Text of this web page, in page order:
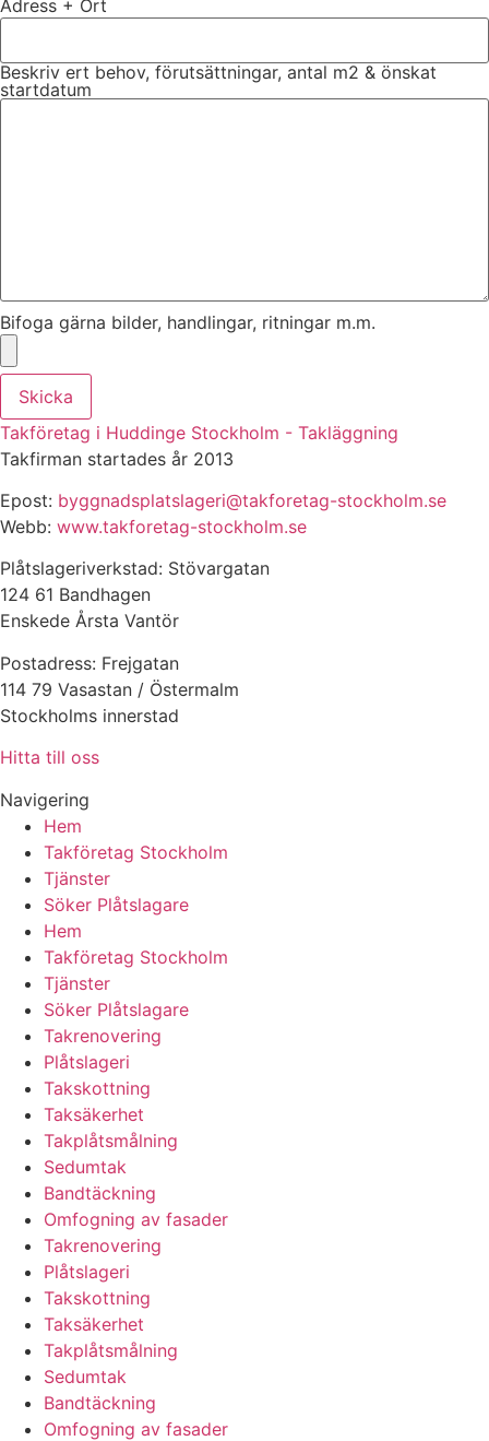
Adress + Ort
Beskriv ert behov, förutsättningar, antal m2 & önskat
startdatum
Bifoga gärna bilder, handlingar, ritningar m.m.
Skicka
Takföretag i Huddinge Stockholm - Takläggning
Takfirman startades år 2013
Epost: byggnadsplatslageri@takforetag-stockholm.se
Webb: www.takforetag-stockholm.se
Plåtslageriverkstad: Stövargatan
124 61 Bandhagen
Enskede Årsta Vantör
Postadress: Frejgatan
114 79 Vasastan / Östermalm
Stockholms innerstad
Hitta till oss
Navigering
Hem
Takföretag Stockholm
Tjänster
Söker Plåtslagare
Hem
Takföretag Stockholm
Tjänster
Söker Plåtslagare
Takrenovering
Plåtslageri
Takskottning
Taksäkerhet
Takplåtsmålning
Sedumtak
Bandtäckning
Omfogning av fasader
Takrenovering
Plåtslageri
Takskottning
Taksäkerhet
Takplåtsmålning
Sedumtak
Bandtäckning
Omfogning av fasader